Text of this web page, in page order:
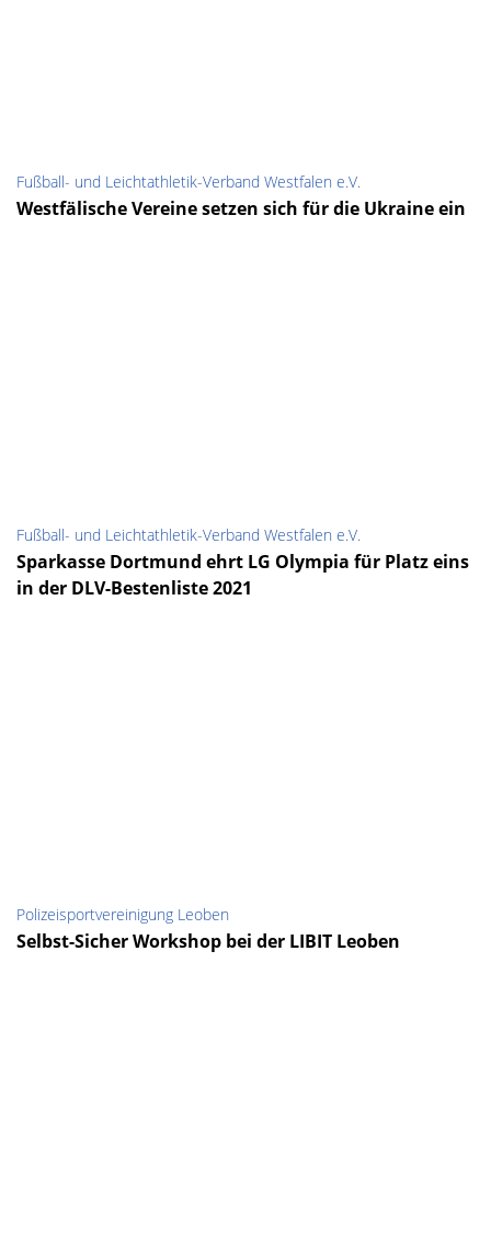
Fußball- und Leichtathletik-Verband Westfalen e.V.
Westfälische Vereine setzen sich für die Ukraine ein
Fußball- und Leichtathletik-Verband Westfalen e.V.
Sparkasse Dortmund ehrt LG Olympia für Platz eins
in der DLV-Bestenliste 2021
Polizeisportvereinigung Leoben
Selbst-Sicher Workshop bei der LIBIT Leoben